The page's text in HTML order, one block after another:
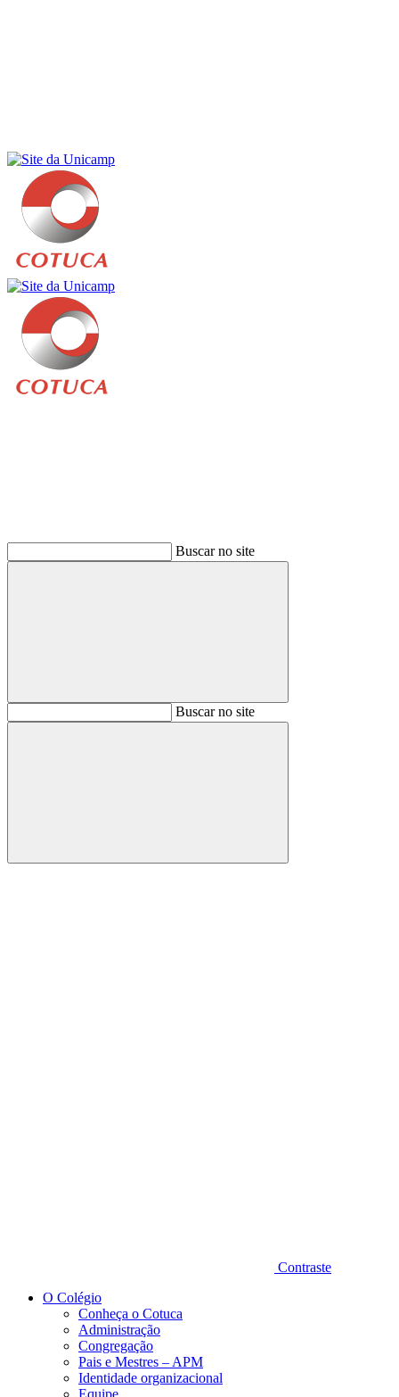
Buscar no site
BuscarBuscar no site
Buscar
Contraste
O Colégio
Conheça o Cotuca
Administração
Congregação
Pais e Mestres – APM
Identidade organizacional
Equipe